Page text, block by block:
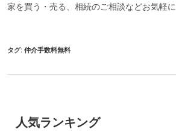
家を買う・売る、相続のご相談などお気軽に
タグ:仲介手数料無料
人気ランキング